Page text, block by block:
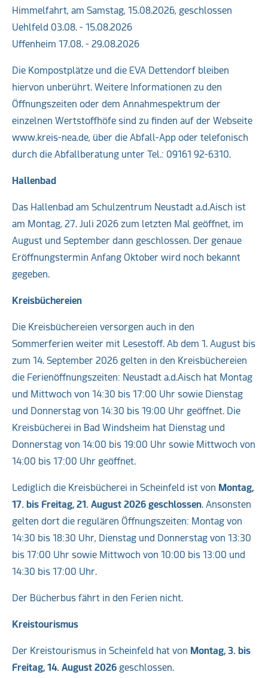
Himmelfahrt, am Samstag, 15.08.2026, geschlossen
Uehlfeld 03.08. - 15.08.2026
Uffenheim 17.08. - 29.08.2026
Die Kompostplätze und die EVA Dettendorf bleiben
hiervon unberührt. Weitere Informationen zu den
Öffnungszeiten oder dem Annahmespektrum der
einzelnen Wertstoffhöfe sind zu finden auf der Webseite
www.kreis-nea.de, über die Abfall-App oder telefonisch
durch die Abfallberatung unter Tel.: 09161 92-6310.
Hallenbad
Das Hallenbad am Schulzentrum Neustadt a.d.Aisch ist
am Montag, 27. Juli 2026 zum letzten Mal geöffnet, im
August und September dann geschlossen. Der genaue
Eröffnungstermin Anfang Oktober wird noch bekannt
gegeben.
Kreisbüchereien
Die Kreisbüchereien versorgen auch in den
Sommerferien weiter mit Lesestoff. Ab dem 1. August bis
zum 14. September 2026 gelten in den Kreisbüchereien
die Ferienöffnungszeiten: Neustadt a.d.Aisch hat Montag
und Mittwoch von 14:30 bis 17:00 Uhr sowie Dienstag
und Donnerstag von 14:30 bis 19:00 Uhr geöffnet. Die
Kreisbücherei in Bad Windsheim hat Dienstag und
Donnerstag von 14:00 bis 19:00 Uhr sowie Mittwoch von
14:00 bis 17:00 Uhr geöffnet.
Lediglich die Kreisbücherei in Scheinfeld ist von Montag,
17. bis Freitag, 21. August 2026 geschlossen. Ansonsten
gelten dort die regulären Öffnungszeiten: Montag von
14:30 bis 18:30 Uhr, Dienstag und Donnerstag von 13:30
bis 17:00 Uhr sowie Mittwoch von 10:00 bis 13:00 und
14:30 bis 17:00 Uhr.
Der Bücherbus fährt in den Ferien nicht.
Kreistourismus
Der Kreistourismus in Scheinfeld hat von Montag, 3. bis
Freitag, 14. August 2026 geschlossen.